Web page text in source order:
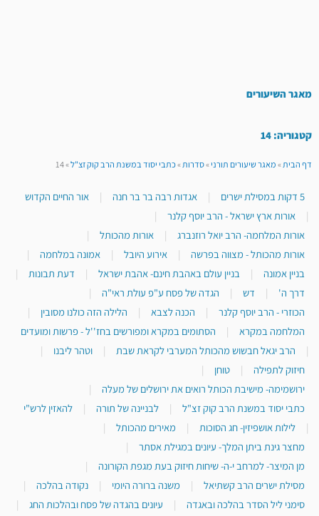
מאגר השיעורים
קטגוריה: 14
דף הבית»מאגר שיעורים תורני»סדרות»כתבי יסוד במשנת הרב קוק זצ"ל»
14
5 דקות במסילת ישרים | אגדות רבה בר בר חנה |
אור החיים הקדוש
|
אורות ארץ ישראל - הרב יוסף קלנר
|
אורות המלחמה- הרב יואל רוזנברג
| אורות מהכותל
|
אורות מהכותל - מצווה בפרשה
| אירוע היובל | אמונה במלחמה
|
בניין אמונה
| בניין עולם באהבת חינם- אהבת ישראל | דעת תבונות
|
דרך ה'
| דש | הגדה של פסח ע"פ עולת ראי"ה
|
הכוזרי - הרב יוסף קלנר
| הכנה לצבא | הלילה הזה כולנו מסובין
|
המלחמה במקרא
|
הסתומים במקרא ומפורשים בחז''ל - פרשות ומועדים
|
הרב יגאל חבשוש מהכותל המערבי לקראת שבת | וטהר ליבנו
|
חיזוק לתפילה
| טוחן
|
ירושמימה- מישיבת הכותל רואים את ירושלים של מעלה
|
כתבי יסוד במשנת הרב קוק זצ"ל
| לבניינה של תורה |
להאזין לרש"י
|
לילות אושפיזין- חג הסוכות | מאירים מהכותל
|
מחצר גינת ביתן המלך- עיונים במגילת אסתר
|
מן המיצר- למרחב י-ה- שיחות חיזוק בעת מגפת הקורונה
|
מסילת ישרים הרב קשתיאל
| משנה ברורה היומי | נקודה בהלכה
|
סימני ליל הסדר בהלכה ובאגדה
| עיונים בהגדה של פסח ובהלכות החג
|